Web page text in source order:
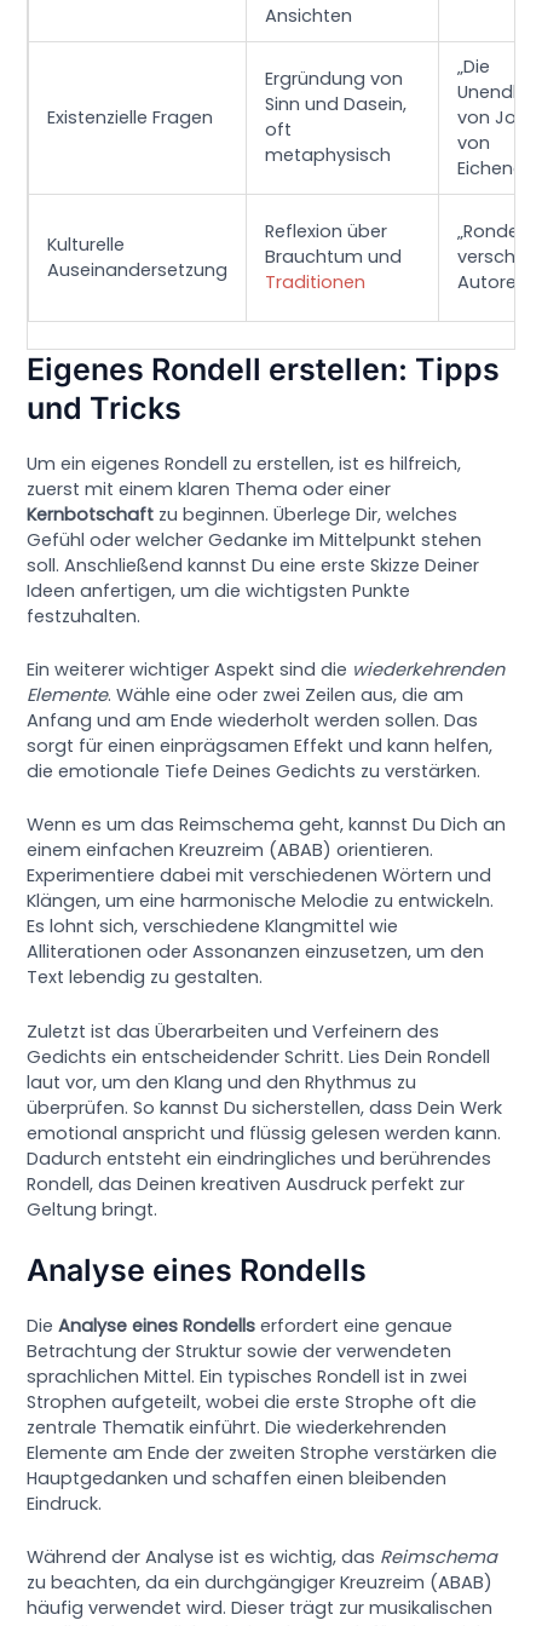
Ansichten
Existenzielle Fragen
Ergründung von
Sinn und Dasein,
oft
metaphysisch
„Die
von
von
Kulturelle
Auseinandersetzung
Reflexion über
Brauchtum und
Traditionen
„Rondell“
Autoren
Eigenes Rondell erstellen: Tipps
und Tricks
Um ein eigenes Rondell zu erstellen, ist es hilfreich,
zuerst mit einem klaren Thema oder einer
Kernbotschaft zu beginnen. Überlege Dir, welches
Gefühl oder welcher Gedanke im Mittelpunkt stehen
soll. Anschließend kannst Du eine erste Skizze Deiner
Ideen anfertigen, um die wichtigsten Punkte
festzuhalten.
Ein weiterer wichtiger Aspekt sind die wiederkehrenden
Elemente. Wähle eine oder zwei Zeilen aus, die am
Anfang und am Ende wiederholt werden sollen. Das
sorgt für einen einprägsamen Effekt und kann helfen,
die emotionale Tiefe Deines Gedichts zu verstärken.
Wenn es um das Reimschema geht, kannst Du Dich an
einem einfachen Kreuzreim (ABAB) orientieren.
Experimentiere dabei mit verschiedenen Wörtern und
Klängen, um eine harmonische Melodie zu entwickeln.
Es lohnt sich, verschiedene Klangmittel wie
Alliterationen oder Assonanzen einzusetzen, um den
Text lebendig zu gestalten.
Zuletzt ist das Überarbeiten und Verfeinern des
Gedichts ein entscheidender Schritt. Lies Dein Rondell
laut vor, um den Klang und den Rhythmus zu
überprüfen. So kannst Du sicherstellen, dass Dein Werk
emotional anspricht und flüssig gelesen werden kann.
Dadurch entsteht ein eindringliches und berührendes
Rondell, das Deinen kreativen Ausdruck perfekt zur
Geltung bringt.
Analyse eines Rondells
DieAnalyse eines Rondells erfordert eine genaue
Betrachtung der Struktur sowie der verwendeten
sprachlichen Mittel. Ein typisches Rondell ist in zwei
Strophen aufgeteilt, wobei die erste Strophe oft die
zentrale Thematik einführt. Die wiederkehrenden
Elemente am Ende der zweiten Strophe verstärken die
Hauptgedanken und schaffen einen bleibenden
Eindruck.
Während der Analyse ist es wichtig, das Reimschema
zu beachten, da ein durchgängiger Kreuzreim (ABAB)
häufig verwendet wird. Dieser trägt zur musikalischen